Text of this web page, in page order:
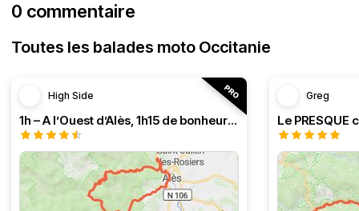
0 commentaire
Toutes les balades moto Occitanie
High Side
1h – A l’Ouest d’Alès, 1h15 de bonheur (HSRF23)
Greg